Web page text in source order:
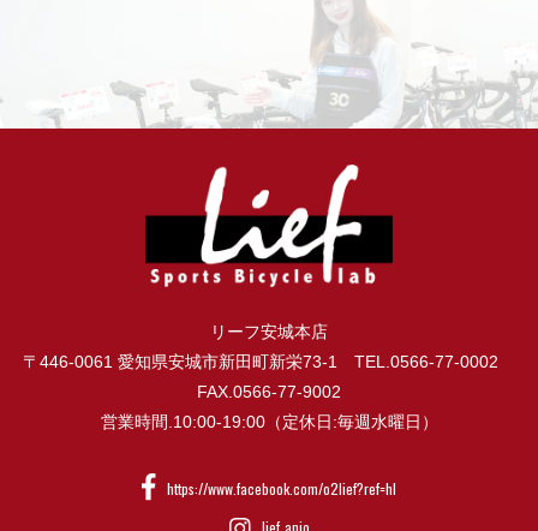
リーフ安城本店
〒446-0061 愛知県安城市新田町新栄73-1 TEL.0566-77-0002
FAX.0566-77-9002
営業時間.10:00-19:00（定休日:毎週水曜日）
https://www.facebook.com/o2lief?ref=hl
lief_anjo